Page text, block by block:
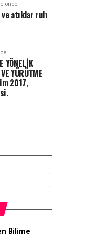
önce
atıklar ruh
YÖNELİK
YÜRÜTME
2017,
Bilime